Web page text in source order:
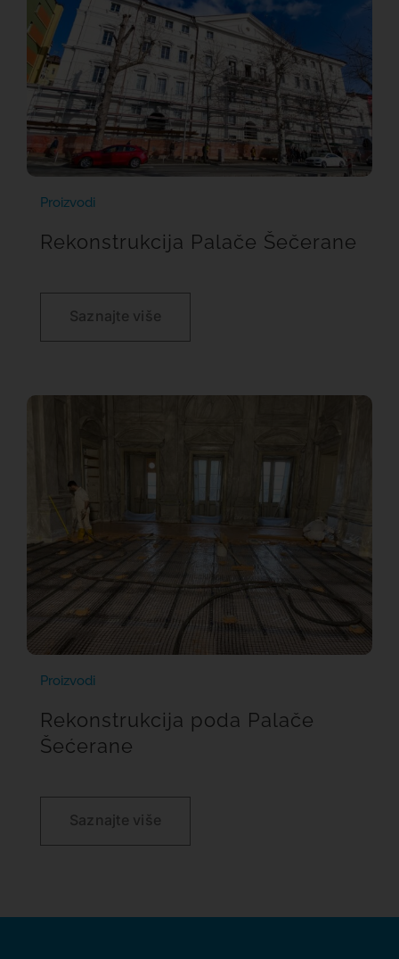
Proizvodi
Rekonstrukcija Palače Šečerane
Saznajte više
Proizvodi
Rekonstrukcija poda Palače
Šećerane
Saznajte više